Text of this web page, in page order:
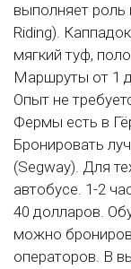
выполняет роль
Riding).
мягкий туф,
Маршруты от 1
Опыт не
Фермы есть в
Бронировать
(Segway). Для
автобусе. 1-2
40 долларов.
можно
операторов. В